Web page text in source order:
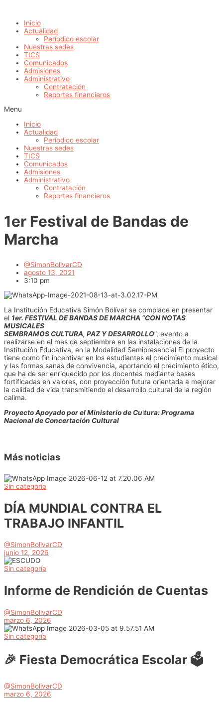
contenido
Inicio
Actualidad
Períodico escolar
Nuestras sedes
TICS
Comunicados
Admisiones
Administrativo
Contratación
Reportes financieros
Menu
Inicio
Actualidad
Períodico escolar
Nuestras sedes
TICS
Comunicados
Admisiones
Administrativo
Contratación
Reportes financieros
1er Festival de Bandas de
Marcha
@SimonBolivarCD
agosto 13, 2021
3:10 pm
La Institución Educativa Simón Bolívar se complace en presentar
el 1er. FESTIVAL DE BANDAS DE MARCHA “CON NOTAS
MUSICALES
SEMBRAMOS CULTURA, PAZ Y DESARROLLO”, evento a
realizarse en el mes de septiembre en las instalaciones de la
Institución Educativa, en la Modalidad Semipresencial El proyecto
tiene como fin incentivar en los estudiantes el crecimiento musical
y las formas sanas de convivencia, aportando el crecimiento ético,
que ha de ser enriquecido por los docentes mediante bases
fortificadas en valores, con proyección futura orientada a mejorar
la calidad de vida transmitiendo el desarrollo cultural de la región
calima.
Proyecto Apoyado por el Ministerio de Cultura: Programa
Nacional de Concertación Cultural
Más noticias
Sin categoría
DÍA MUNDIAL CONTRA EL
TRABAJO INFANTIL
@SimonBolivarCD
junio 12, 2026
Sin categoría
Informe de Rendición de Cuentas
@SimonBolivarCD
marzo 6, 2026
Sin categoría
🎉 Fiesta Democrática Escolar 🗳️
@SimonBolivarCD
marzo 6, 2026